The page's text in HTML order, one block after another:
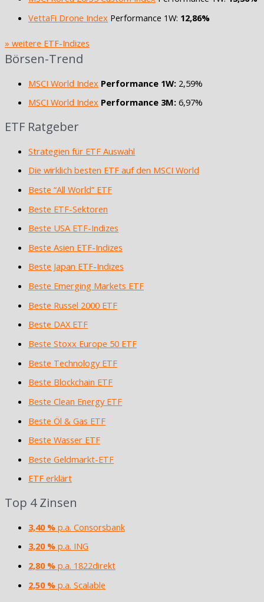
VettaFi Drone Index Performance 1W: 12,86%
» weitere ETF-Indizes
Börsen-Trend
MSCI World Index Performance 1W: 2,59%
MSCI World Index Performance 3M: 6,97%
ETF Ratgeber
Strategien für ETF Auswahl
Die wirklich besten ETF auf den MSCI World
Beste “All World” ETF
Beste ETF-Sektoren
Beste USA ETF-Indizes
Beste Asien ETF-Indizes
Beste Japan ETF-Indizes
Beste Emerging Markets ETF
Beste Russel 2000 ETF
Beste DAX ETF
Beste Stoxx Europe 50 ETF
Beste Technology ETF
Beste Blockchain ETF
Beste Clean Energy ETF
Beste Öl & Gas ETF
Beste Wasser ETF
Beste Geldmarkt-ETF
ETF erklärt
Top 4 Zinsen
3,40 % p.a. Consorsbank
3,20 % p.a. ING
2,80 % p.a. 1822direkt
2,50 % p.a. Scalable